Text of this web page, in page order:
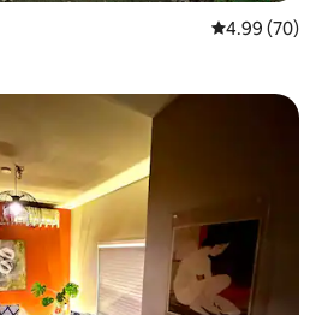
平均评分 4.99
4.99 (70)